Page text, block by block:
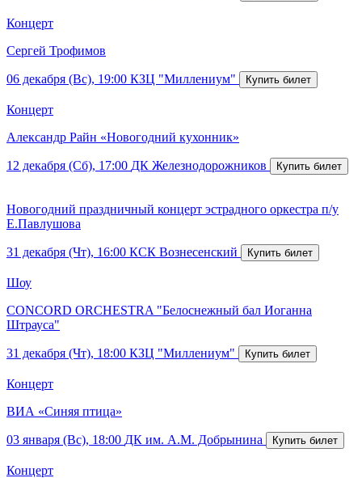
Концерт
Сергей Трофимов
06 декабря (Вс), 19:00 КЗЦ "Миллениум"
Концерт
Александр Райн «Новогодний кухонник»
12 декабря (Сб), 17:00 ДК Железнодорожников
Новогодний праздничный концерт эстрадного оркестра п/у
Е.Павлушова
31 декабря (Чт), 16:00 КСК Вознесенский
Шоу
CONCORD ORCHESTRA "Белоснежный бал Иоганна
Штрауса"
31 декабря (Чт), 18:00 КЗЦ "Миллениум"
Концерт
ВИА «Синяя птица»
03 января (Вс), 18:00 ДК им. А.М. Добрынина
Концерт